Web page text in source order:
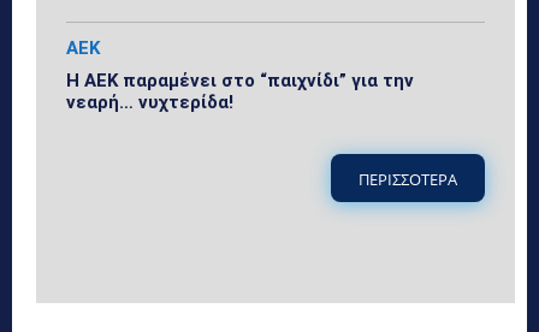
ΑΕΚ
Η ΑΕΚ παραμένει στο “παιχνίδι” για την
νεαρή… νυχτερίδα!
ΠΕΡΙΣΣΟΤΕΡΑ